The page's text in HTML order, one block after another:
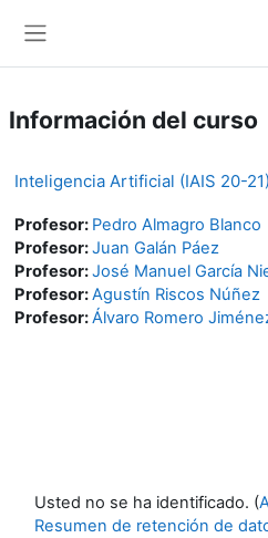
Información del curso
Inteligencia Artificial (IAIS 20-21)
Profesor: Pedro Almagro Blanco
Profesor:Juan Galán Páez
Profesor:José Manuel García
Profesor:Agustín Riscos Núñez
Profesor:Álvaro Romero
Usted no se ha identificado. (
Resumen de retención de